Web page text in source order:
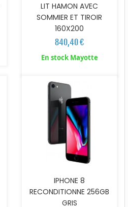
LIT HAMON AVEC
SOMMIER ET TIROIR
160X200
840,40 €
En stock Mayotte
IPHONE 8
RECONDITIONNE 256GB
GRIS